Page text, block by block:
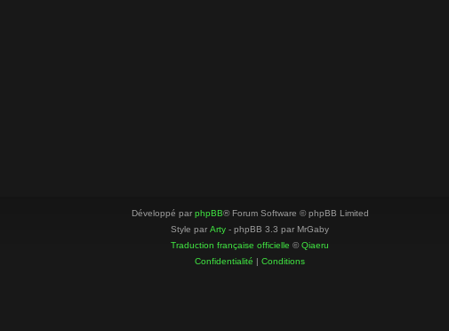
Développé par phpBB® Forum Software © phpBB Limited
Style par Arty - phpBB 3.3 par MrGaby
Traduction française officielle ©Qiaeru
Confidentialité | Conditions